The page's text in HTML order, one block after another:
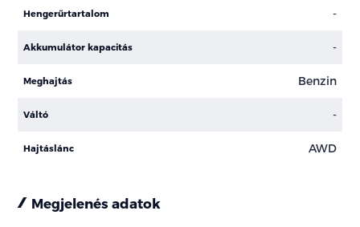
Hengerűrtartalom -
Akkumulátor kapacitás -
Meghajtás Benzin
Váltó -
Hajtáslánc AWD
Megjelenés adatok